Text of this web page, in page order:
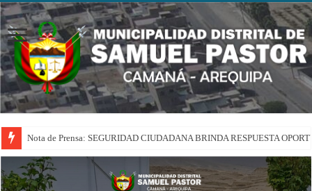
Nota de Prensa: SEGURIDAD CIUDADANA BRINDA RESPUESTA